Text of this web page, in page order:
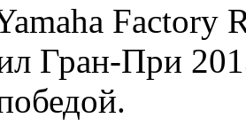
Factory
Гран-При